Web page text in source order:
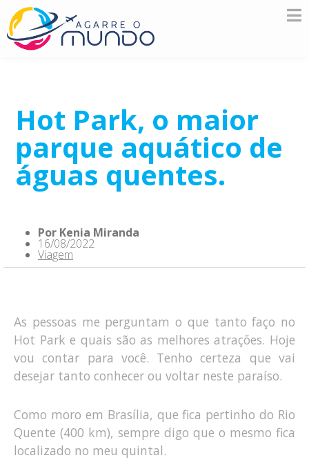
Hot Park, o maior
parque aquático de
águas quentes.
Por Kenia Miranda
16/08/2022
Viagem
As pessoas me perguntam o que tanto faço no
Hot Park e quais são as melhores atrações. Hoje
vou contar para você. Tenho certeza que vai
desejar tanto conhecer ou voltar neste paraíso.
Como moro em Brasília, que fica pertinho do Rio
Quente (400 km), sempre digo que o mesmo fica
localizado no meu quintal.